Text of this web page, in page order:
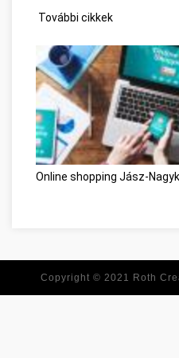
További cikkek
Online shopping Jász-
Copyright © 2021 Roth